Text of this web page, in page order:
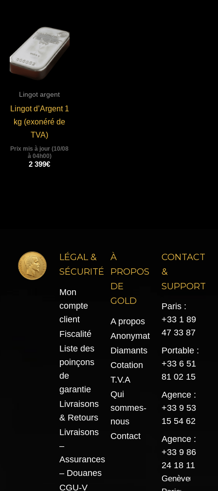
Lingot argent
Lingot d’Argent 1
kg (exonéré de
TVA)
Prix mis à jour (10/08
à 04h00)
2 399€
LÉGAL &
SÉCURITÉ
Mon
compte
client
Fiscalité
Liste des
poinçons
de
garantie
Livraisons
& Retours
Livraisons
–
Assurances
– Douanes
CGU-V
À
PROPOS
DE
GOLD
A propos
Anonymat
Diamants
Cotation
T.V.A
Qui
sommes-
nous
Contact
CONTACT
&
SUPPORT
Paris :
+33 1 89
47 33 87
Portable :
+33 6 51
81 02 15
Agence :
+33 9 53
15 54 62
Agence :
+33 9 86
24 18 11
Genève